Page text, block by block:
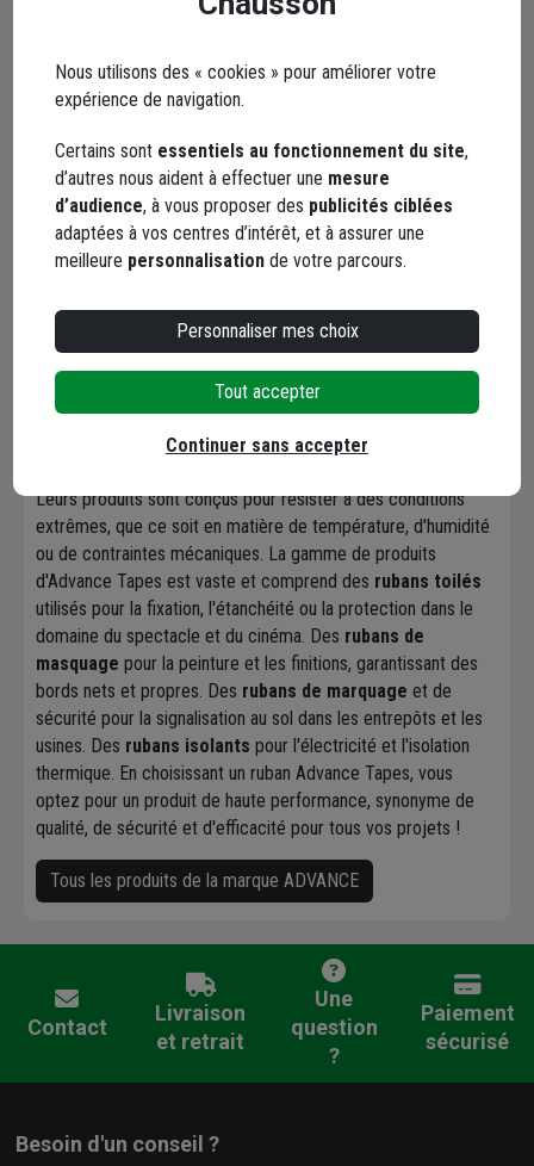
Marque ADVANCE
Advance Tapesest un fabricant derubans adhésifs
mondialement reconnu pour la qualité, la fiabilité et la
comme un leader du marché en se concentrant sur
l'innovation et la fabrication de solutions adhésives adaptées
rubans adhésifs standards, Advance Tapes se spécialise dans
la conception de rubans pour des applications techniques
variées, notamment dans les secteurs de la construction, de
Leurs produits sont conçus pour résister à des conditions
extrêmes, que ce soit en matière de température, d'humidité
ou de contraintes mécaniques. La gamme de produits
d'Advance Tapes est vaste et comprend des rubans toilés
utilisés pour la fixation, l'étanchéité ou la protection dans le
domaine du spectacle et du cinéma. Des rubans de
masquage pour la peinture et les finitions, garantissant des
bords nets et propres. Des rubans de marquage et de
sécurité pour la signalisation au sol dans les entrepôts et les
usines. Des rubans isolants pour l'électricité et l'isolation
thermique. En choisissant un ruban Advance Tapes, vous
optez pour un produit de haute performance, synonyme de
qualité, de sécurité et d'efficacité pour tous vos projets !
Tous les produits de la marque ADVANCE
Contact
Livraison
et retrait
Une
question
?
Paiement
sécurisé
Besoin d'un conseil ?
Nous utilisons des « cookies » pour améliorer votre
expérience de navigation.
Certains sont essentiels au fonctionnement du site,
d’autres nous aident à effectuer une mesure
d’audience, à vous proposer des publicités ciblées
adaptées à vos centres d’intérêt, et à assurer une
meilleure personnalisation de votre parcours.
Personnaliser mes choix
Tout accepter
Continuer sans accepter